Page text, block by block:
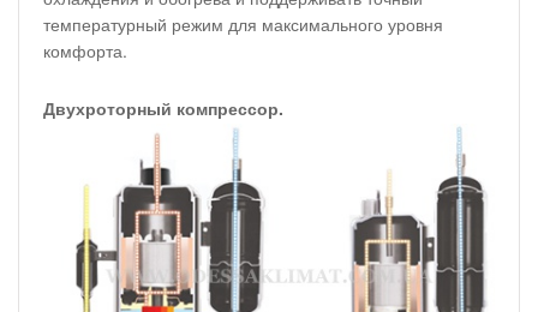
температурный режим для максимального уровня
комфорта.
Двухроторный компрессор.